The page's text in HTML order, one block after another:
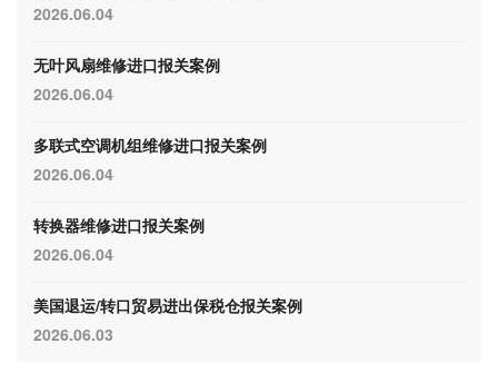
2026.06.04
无叶风扇维修进口报关案例
2026.06.04
多联式空调机组维修进口报关案例
2026.06.04
转换器维修进口报关案例
2026.06.04
美国退运/转口贸易进出保税仓报关案例
2026.06.03